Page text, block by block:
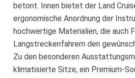
betont. Innen bietet der Land
ergonomische Anordnung der
hochwertige Materialien, die auch
Langstreckenfahrern den
Zu den besonderen
klimatisierte Sitze, ein Premium-